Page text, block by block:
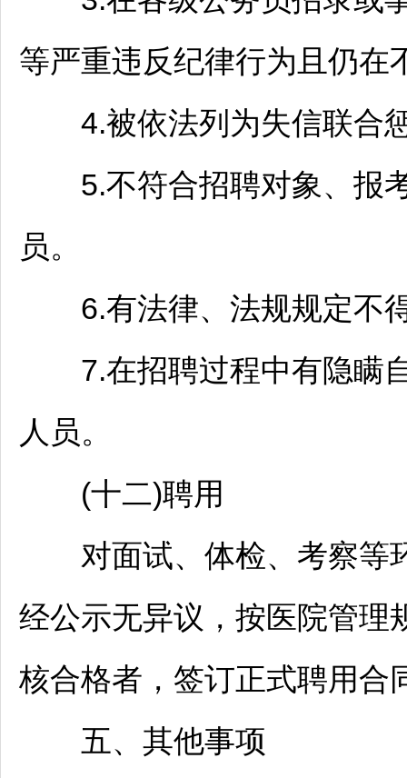
等严重违反纪律行为且仍在
4.被依法列为失信联合
5.不符合招聘对象、报
员。
6.有法律、法规规定不
7.在招聘过程中有隐瞒
人员。
(十二)聘用
对面试、体检、考察等
经公示无异议，按医院管理
核合格者，签订正式聘用合
五、其他事项